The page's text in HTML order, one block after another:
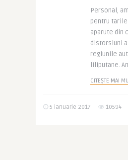
Personal,
pentru
aparute din
distorsiuni
regiunile
liliputane.
CITEȘTE MAI
5 ianuarie 2017 10594